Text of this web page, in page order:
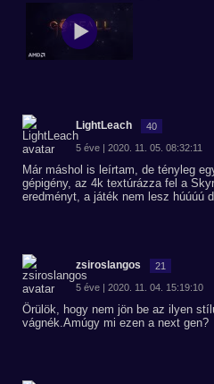
LightLeach 40
5 éve | 2020. 11. 05. 08:32:11
Már máshol is leírtam, de tényleg
gépigény, az 4k textúrázza fel a
eredményt, a játék nem lesz húúúú
zsiroslangos 21
5 éve | 2020. 11. 04. 15:19:10
Örülök, hogy nem jön be az ilyen
vágnék.Amúgy mi ezen a next gen?